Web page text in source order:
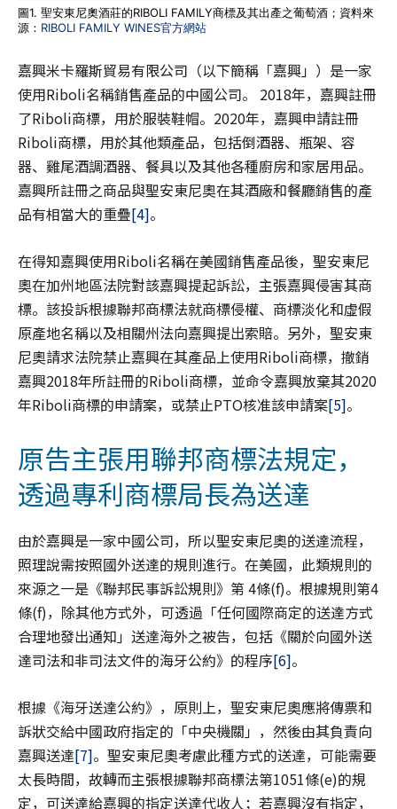
圖1. 聖安東尼奧酒莊的RIBOLI FAMILY商標及其出產之葡萄酒；資料來
源： RIBOLI FAMILY WINES官方網站
嘉興米卡羅斯貿易有限公司（以下簡稱「嘉興」）是一家
使用Riboli名稱銷售產品的中國公司。 2018年，嘉興註冊
了Riboli商標，用於服裝鞋帽。2020年，嘉興申請註冊
Riboli商標，用於其他類產品，包括倒酒器、瓶架、容
器、雞尾酒調酒器、餐具以及其他各種廚房和家居用品。
嘉興所註冊之商品與聖安東尼奧在其酒廠和餐廳銷售的產
品有相當大的重疊[4]。
在得知嘉興使用Riboli名稱在美國銷售產品後，聖安東尼
奧在加州地區法院對該嘉興提起訴訟，主張嘉興侵害其商
標。該投訴根據聯邦商標法就商標侵權、商標淡化和虛假
原產地名稱以及相關州法向嘉興提出索賠。另外，聖安東
尼奧請求法院禁止嘉興在其產品上使用Riboli商標，撤銷
嘉興2018年所註冊的Riboli商標，並命令嘉興放棄其2020
年Riboli商標的申請案，或禁止PTO核准該申請案[5]。
原告主張用聯邦商標法規定，
透過專利商標局長為送達
由於嘉興是一家中國公司，所以聖安東尼奧的送達流程，
照理說需按照國外送達的規則進行。在美國，此類規則的
來源之一是《聯邦民事訴訟規則》第 4條(f)。根據規則第4
條(f)，除其他方式外，可透過「任何國際商定的送達方式
合理地發出通知」送達海外之被告，包括《關於向國外送
達司法和非司法文件的海牙公約》的程序[6]。
根據《海牙送達公約》，原則上，聖安東尼奧應將傳票和
訴狀交給中國政府指定的「中央機關」，然後由其負責向
嘉興送達[7]。聖安東尼奧考慮此種方式的送達，可能需要
太長時間，故轉而主張根據聯邦商標法第1051條(e)的規
定，可送達給嘉興的指定送達代收人；若嘉興沒有指定，